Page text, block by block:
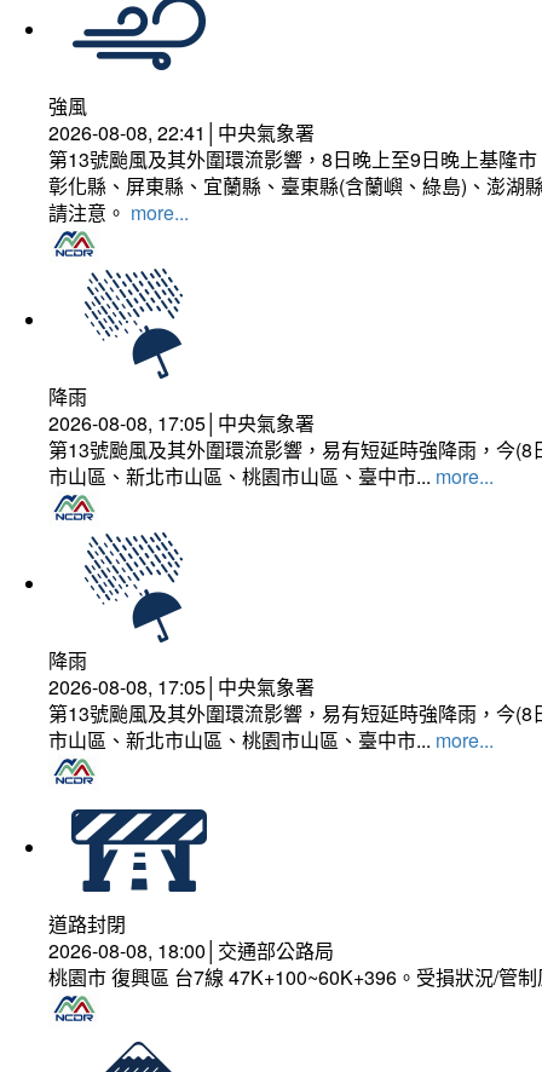
強風
2026-08-08, 22:41│中央氣象署
第13號颱風及其外圍環流影響，8日晚上至9日晚上基隆
彰化縣、屏東縣、宜蘭縣、臺東縣(含蘭嶼、綠島)、澎湖
請注意。 more...
降雨
2026-08-08, 17:05│中央氣象署
第13號颱風及其外圍環流影響，易有短延時強降雨，今
市山區、新北市山區、桃園市山區、臺中市... more...
降雨
2026-08-08, 17:05│中央氣象署
第13號颱風及其外圍環流影響，易有短延時強降雨，今
市山區、新北市山區、桃園市山區、臺中市... more...
道路封閉
2026-08-08, 18:00│交通部公路局
桃園市 復興區 台7線 47K+100~60K+396。受損狀況/管